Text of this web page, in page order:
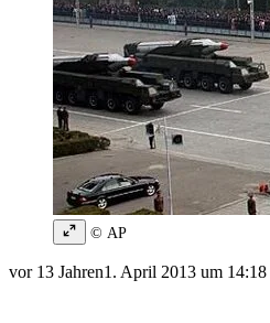
© AP
vor 13 Jahren1. April 2013 um 14:18